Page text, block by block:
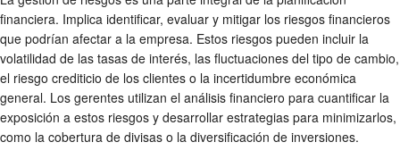
financiera. Implica identificar, evaluar y mitigar los riesgos financieros
que podrían afectar a la empresa. Estos riesgos pueden incluir la
volatilidad de las tasas de interés, las fluctuaciones del tipo de cambio,
el riesgo crediticio de los clientes o la incertidumbre económica
general. Los gerentes utilizan el análisis financiero para cuantificar la
exposición a estos riesgos y desarrollar estrategias para minimizarlos,
como la cobertura de divisas o la diversificación de inversiones.